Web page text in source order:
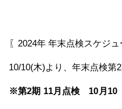
〖2024年 年末点検スケジュ
10/10(木)より、年末点検第
※第2期 11月点検 10月10